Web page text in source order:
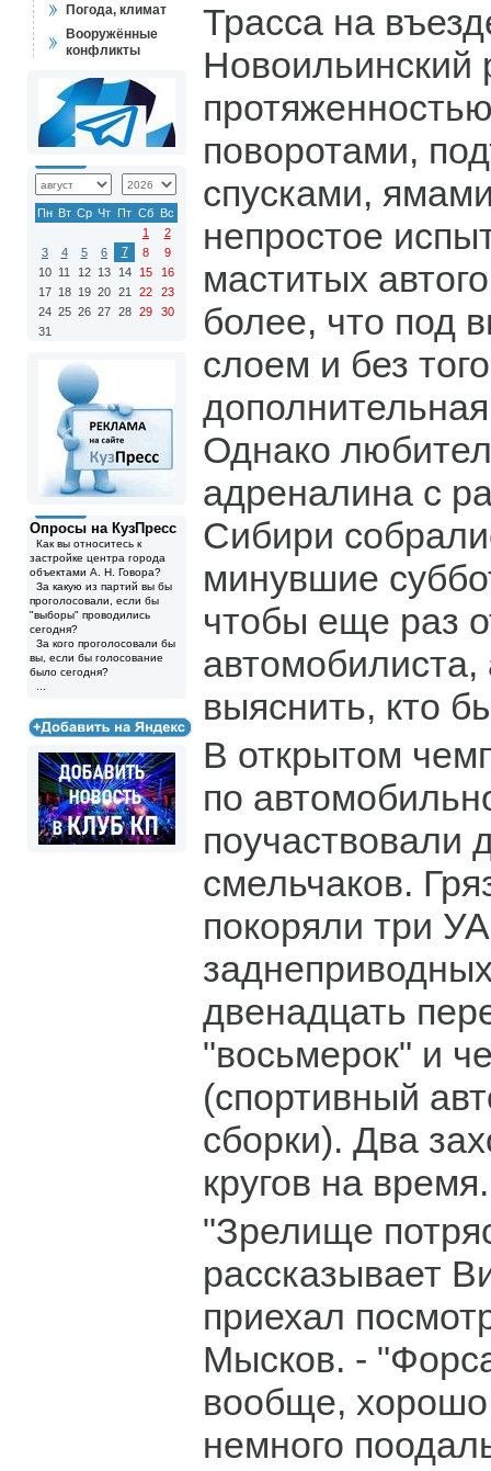
Погода, климат
Вооружённые
конфликты
Пн Вт Ср Чт Пт Сб Вс
1
2
3
4 5 6 7 8
9
10 11 12 13 14 15
16
17 18 19 20 21 22
23
24 25 26 27 28 29
30
31
Опросы на КузПресс
Как вы относитесь к
застройке центра города
объектами А. Н. Говора?
За какую из партий вы бы
проголосовали, если бы
"выборы" проводились
сегодня?
За кого проголосовали бы
вы, если бы голосование
было сегодня?
Трасса на
Новоильинский
поворотами,
спусками,
непростое
маститых
более, что под
слоем и без
Однако
адреналина с
Сибири
минувшие
чтобы еще раз
автомобилиста,
выяснить, кто
В открытом
по
поучаствовали
смельчаков.
покоряли три
двенадцать
"восьмерок" и
(спортивный
сборки). Два
кругов на время.
"Зрелище
рассказывает
приехал
Мысков. -
вообще,
немного